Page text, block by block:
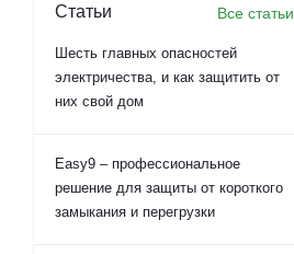
Статьи Все статьи
Шесть главных опасностей
электричества, и как защитить от
них свой дом
Easy9 – профессиональное
решение для защиты от короткого
замыкания и перегрузки